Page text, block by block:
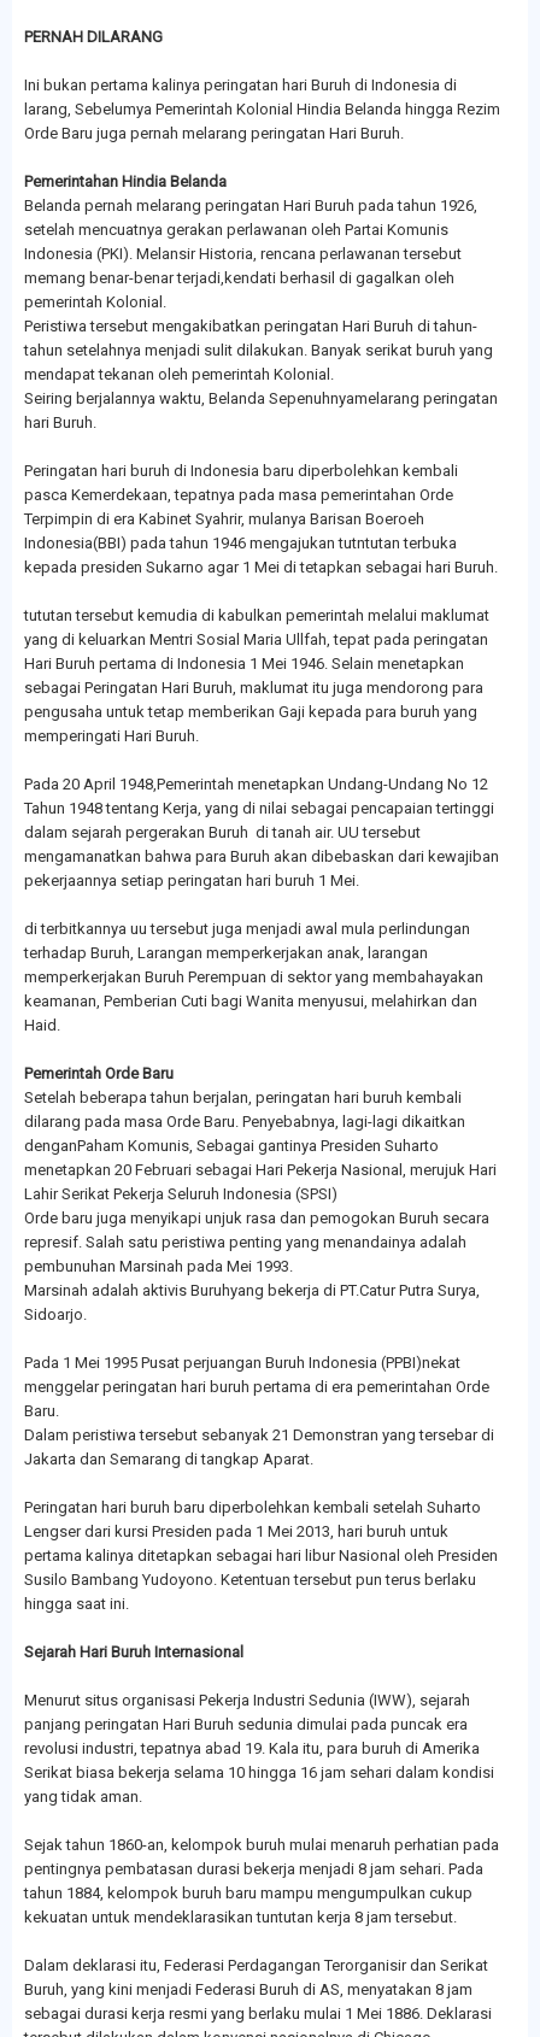
PERNAH DILARANG
Ini bukan pertama kalinya peringatan hari Buruh di Indonesia di
larang, Sebelumya Pemerintah Kolonial Hindia Belanda hingga Rezim
Orde Baru juga pernah melarang peringatan Hari Buruh.
Pemerintahan Hindia Belanda
Belanda pernah melarang peringatan Hari Buruh pada tahun 1926,
setelah mencuatnya gerakan perlawanan oleh Partai Komunis
Indonesia (PKI). Melansir Historia, rencana perlawanan tersebut
memang benar-benar terjadi,kendati berhasil di gagalkan oleh
pemerintah Kolonial.
Peristiwa tersebut mengakibatkan peringatan Hari Buruh di tahun-
tahun setelahnya menjadi sulit dilakukan. Banyak serikat buruh yang
mendapat tekanan oleh pemerintah Kolonial.
Seiring berjalannya waktu, Belanda Sepenuhnyamelarang peringatan
hari Buruh.
Peringatan hari buruh di Indonesia baru diperbolehkan kembali
pasca Kemerdekaan, tepatnya pada masa pemerintahan Orde
Terpimpin di era Kabinet Syahrir, mulanya Barisan Boeroeh
Indonesia(BBI) pada tahun 1946 mengajukan tutntutan terbuka
kepada presiden Sukarno agar 1 Mei di tetapkan sebagai hari Buruh.
tututan tersebut kemudia di kabulkan pemerintah melalui maklumat
yang di keluarkan Mentri Sosial Maria Ullfah, tepat pada peringatan
Hari Buruh pertama di Indonesia 1 Mei 1946. Selain menetapkan
sebagai Peringatan Hari Buruh, maklumat itu juga mendorong para
pengusaha untuk tetap memberikan Gaji kepada para buruh yang
memperingati Hari Buruh.
Pada 20 April 1948,Pemerintah menetapkan Undang-Undang No 12
Tahun 1948 tentang Kerja, yang di nilai sebagai pencapaian tertinggi
dalam sejarah pergerakan Buruh di tanah air. UU tersebut
mengamanatkan bahwa para Buruh akan dibebaskan dari kewajiban
pekerjaannya setiap peringatan hari buruh 1 Mei.
di terbitkannya uu tersebut juga menjadi awal mula perlindungan
terhadap Buruh, Larangan memperkerjakan anak, larangan
memperkerjakan Buruh Perempuan di sektor yang membahayakan
keamanan, Pemberian Cuti bagi Wanita menyusui, melahirkan dan
Haid.
Pemerintah Orde Baru
Setelah beberapa tahun berjalan, peringatan hari buruh kembali
dilarang pada masa Orde Baru. Penyebabnya, lagi-lagi dikaitkan
denganPaham Komunis, Sebagai gantinya Presiden Suharto
menetapkan 20 Februari sebagai Hari Pekerja Nasional, merujuk Hari
Lahir Serikat Pekerja Seluruh Indonesia (SPSI)
Orde baru juga menyikapi unjuk rasa dan pemogokan Buruh secara
represif. Salah satu peristiwa penting yang menandainya adalah
pembunuhan Marsinah pada Mei 1993.
Marsinah adalah aktivis Buruhyang bekerja di PT.Catur Putra Surya,
Sidoarjo.
Pada 1 Mei 1995 Pusat perjuangan Buruh Indonesia (PPBI)nekat
menggelar peringatan hari buruh pertama di era pemerintahan Orde
Baru.
Dalam peristiwa tersebut sebanyak 21 Demonstran yang tersebar di
Jakarta dan Semarang di tangkap Aparat.
Peringatan hari buruh baru diperbolehkan kembali setelah Suharto
Lengser dari kursi Presiden pada 1 Mei 2013, hari buruh untuk
pertama kalinya ditetapkan sebagai hari libur Nasional oleh Presiden
Susilo Bambang Yudoyono. Ketentuan tersebut pun terus berlaku
hingga saat ini.
Sejarah Hari Buruh Internasional
Menurut situs organisasi Pekerja Industri Sedunia (IWW), sejarah
panjang peringatan Hari Buruh sedunia dimulai pada puncak era
revolusi industri, tepatnya abad 19. Kala itu, para buruh di Amerika
Serikat biasa bekerja selama 10 hingga 16 jam sehari dalam kondisi
yang tidak aman.
Sejak tahun 1860-an, kelompok buruh mulai menaruh perhatian pada
pentingnya pembatasan durasi bekerja menjadi 8 jam sehari. Pada
tahun 1884, kelompok buruh baru mampu mengumpulkan cukup
kekuatan untuk mendeklarasikan tuntutan kerja 8 jam tersebut.
Dalam deklarasi itu, Federasi Perdagangan Terorganisir dan Serikat
Buruh, yang kini menjadi Federasi Buruh di AS, menyatakan 8 jam
sebagai durasi kerja resmi yang berlaku mulai 1 Mei 1886. Deklarasi